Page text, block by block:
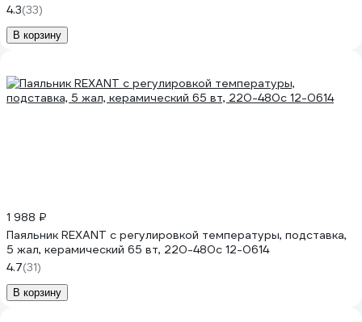
4.3(33)
В корзину
1 988 ₽
Паяльник REXANT с регулировкой температуры, подставка,
5 жал, керамический 65 вт, 220-480c 12-0614
4.7(31)
В корзину